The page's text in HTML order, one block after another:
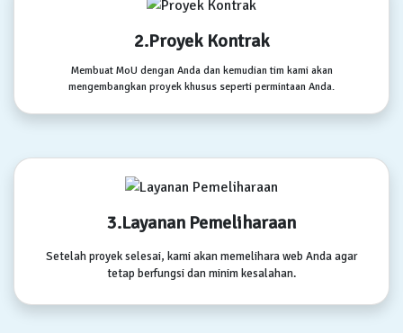
2.Proyek Kontrak
Membuat MoU dengan Anda dan kemudian tim kami akan
mengembangkan proyek khusus seperti permintaan Anda.
3.Layanan Pemeliharaan
Setelah proyek selesai, kami akan memelihara web Anda agar
tetap berfungsi dan minim kesalahan.